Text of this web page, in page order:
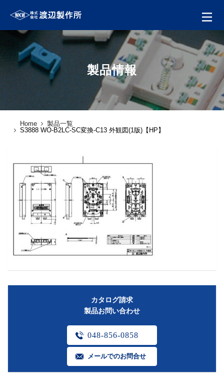
製品情報
Home
製品一覧
S3888 WO-B2LC-SC変換-C13 外観図(1版)【HP】
カタログ請求
製品お問い合わせ
048-856-0858
メールでのお問合せ